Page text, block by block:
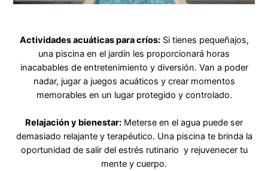
Actividades acuáticas para críos:Si tienes pequeñajos,
una piscina en el jardín les proporcionará horas
inacabables de entretenimiento y diversión. Van a poder
nadar, jugar a juegos acuáticos y crear momentos
memorables en un lugar protegido y controlado.
Relajación y bienestar: Meterse en el agua puede ser
demasiado relajante y terapéutico. Una piscina te brinda la
oportunidad de salir del estrés rutinario y rejuvenecer tu
mente y cuerpo.